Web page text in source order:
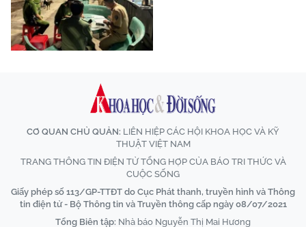
CƠ QUAN CHỦ QUẢN: LIÊN HIỆP CÁC HỘI KHOA HỌC VÀ KỸ
THUẬT VIỆT NAM
TRANG THÔNG TIN ĐIỆN TỬ TỔNG HỢP CỦA BÁO TRI THỨC VÀ
CUỘC SỐNG
Giấy phép số 113/GP-TTĐT do Cục Phát thanh, truyền hình và Thông
tin điện tử - Bộ Thông tin và Truyền thông cấp ngày 08/07/2021
Tổng Biên tập: Nhà báo Nguyễn Thị Mai Hương